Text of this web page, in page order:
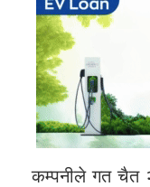
कम्पनीले गत चैत